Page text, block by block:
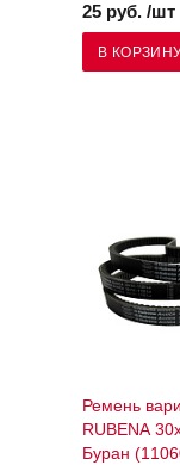
25 руб. /шт
В
Ремень
RUBENA
Буран